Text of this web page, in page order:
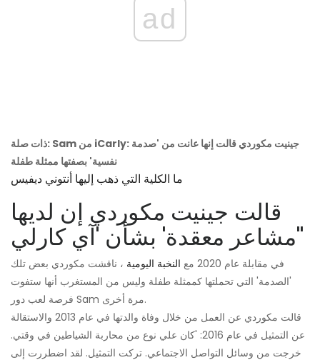
ad
ذات صلة: Sam من iCarly: جينيت مكوردي قالت إنها عانت من 'صدمة
نفسية' بصفتها ممثلة طفلة
ما الكلية التي ذهب إليها أنتوني ديفيس
قالت جينيت مكوردي إن لديها
'مشاعر معقدة' بشأن 'آي كارلي'
في مقابلة عام 2020 مع النخبة اليومية ، ناقشت مكوردي بعض تلك
'الصدمة' التي تحملتها كممثلة طفلة وليس من المستغرب أنها ستفوت
فرصة لعب دور Sam مرة أخرى.
قالت مكوردي عن العمل من خلال وفاة والدتها في عام 2013 والاستقالة
عن التمثيل في عام 2016: 'كان علي نوع من محاربة الشياطين في وقتي.
خرجت من وسائل التواصل الاجتماعي. تركت التمثيل. لقد اضطررت إلى